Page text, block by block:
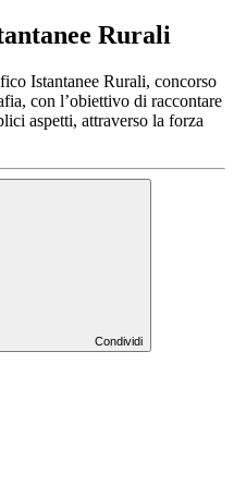
Rurali
Istantanee Rurali, concorso
con l’obiettivo di raccontare
aspetti, attraverso la forza
Condividi